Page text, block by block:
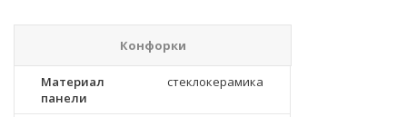
Конфорки
Материал
панели
стеклокерамика